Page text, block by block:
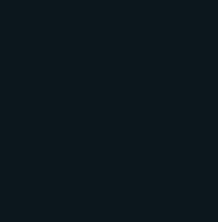
als es im Art. 81. der Akte von
und zu präzisiren, andererseits sie
zu erweitern (Art. 34.) Während
auf die Fassung der Bestimmung
gegen die Bestimmun
aber unzweifelhaft nicht im
handlungen gegen andere als die
schiffahrts- und
der Uferstaaten, als Polizei-
Polizei-Gerichten entschieden
ebenfals unter die Jurisdiktion
fallen. Es sind ferner die Worte
“aus Fahrlässigkeit” im Art. 34. II.